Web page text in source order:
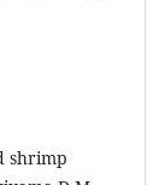
shrimp